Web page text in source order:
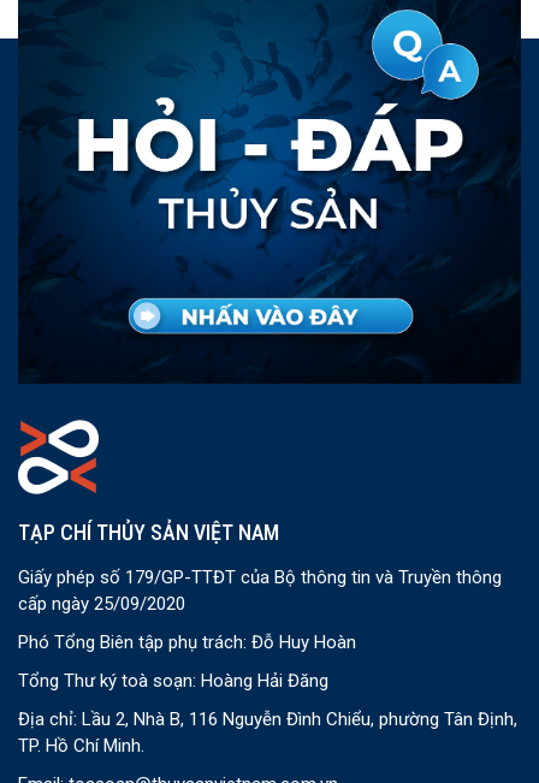
TẠP CHÍ THỦY SẢN VIỆT NAM
Giấy phép số 179/GP-TTĐT của Bộ thông tin và Truyền thông
cấp ngày 25/09/2020
Phó Tổng Biên tập phụ trách: Đỗ Huy Hoàn
Tổng Thư ký toà soạn: Hoàng Hải Đăng
Địa chỉ: Lầu 2, Nhà B, 116 Nguyễn Đình Chiểu, phường Tân Định,
TP. Hồ Chí Minh.